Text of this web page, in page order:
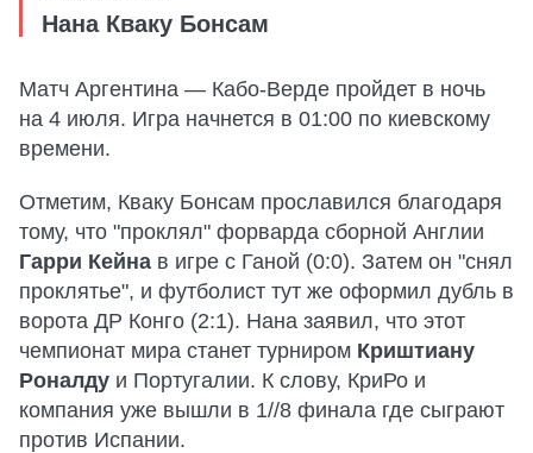
Нана Кваку Бонсам
Матч Аргентина — Кабо-Верде пройдет в ночь
на 4 июля. Игра начнется в 01:00 по киевскому
времени.
Отметим, Кваку Бонсам прославился благодаря
тому, что "проклял" форварда сборной Англии
Гарри Кейна в игре с Ганой (0:0). Затем он "снял
проклятье", и футболист тут же оформил дубль в
ворота ДР Конго (2:1). Нана заявил, что этот
чемпионат мира станет турниром Криштиану
Роналду и Португалии. К слову, КриРо и
компания уже вышли в 1//8 финала где сыграют
против Испании.